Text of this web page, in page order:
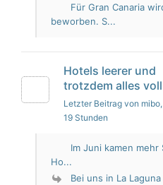
Für Gran Canaria
beworben. S...
Hotels leerer und
trotzdem alles voll
Letzter Beitrag von mibo
19 Stunden
Im Juni kamen mehr
Ho...
Bei uns in La